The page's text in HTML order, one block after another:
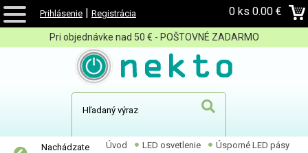
Prihlásenie | Registrácia 0 ks 0.00 €
Pri objednávke nad 50 € - POŠTOVNÉ ZADARMO
Nachádzate
Úvod LED osvetlenie
Úsporné LED pásy